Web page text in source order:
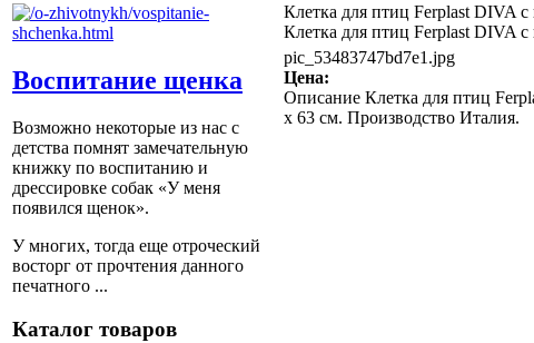
Воспитание щенка
Возможно некоторые из нас с
детства помнят замечательную
книжку по воспитанию и
дрессировке собак «У меня
появился щенок».
У многих, тогда еще отроческий
восторг от прочтения данного
печатного ...
Каталог товаров
Клетка для птиц Ferplast DIVA
Клетка для птиц Ferplast DIVA
pic_53483747bd7e1.jpg
Цена:
Описание Клетка для птиц
x 63 см. Производство Италия.